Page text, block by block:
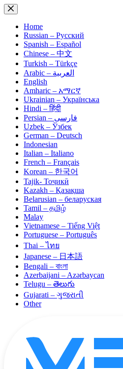
Skip
to
contentHome
Russian – Русский
Spanish – Español
Chinese – 中文
Turkish – Türkçe
Arabic – العربية
English
Amharic – አማርኛ
Ukrainian – Українська
Hindi – हिंदी
Persian – فارسی
Uzbek – Ўзбек
German – Deutsch
Indonesian
Italian – Italiano
French – Français
Korean – 한국어
Tajik- Тоҷикӣ
Kazakh – Қазақша
Belarusian – беларуская
Tamil – தமிழ்
Malay
Vietnamese – Tiếng Việt
Portuguese – Português
Thai – ไทย
Japanese – 日本語
Bengali – বাংলা
Azerbaijani – Azərbaycan
Telugu – తెలుగు
Gujarati – ગુજરાતી
Other